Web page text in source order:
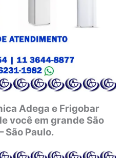
Adega e Frigobar
você em grande São
São Paulo.